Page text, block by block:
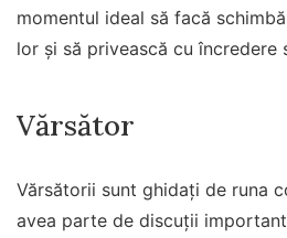
momentul ideal să facă
lor și să privească cu încredere
Vărsător
Vărsătorii sunt ghidați de runa
avea parte de discuții